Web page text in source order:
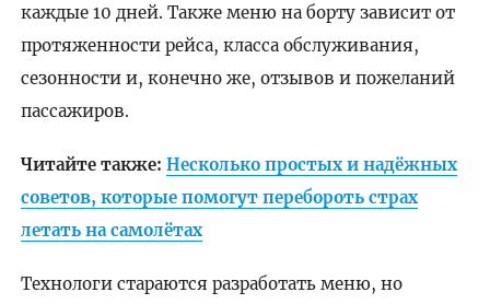
каждые 10 дней. Также меню на борту зависит от
протяженности рейса, класса обслуживания,
сезонности и, конечно же, отзывов и пожеланий
пассажиров.
Читайте также: Несколько простых и надёжных
советов, которые помогут перебороть страх
летать на самолётах
Технологи стараются разработать меню, но